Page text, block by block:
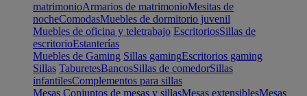
matrimonioArmarios de matrimonioMesitas de
nocheComodasMuebles de dormitorio juvenil
Muebles de oficina y teletrabajo EscritoriosSillas de
escritorioEstanterías
Muebles de Gaming Sillas gamingEscritorios gaming
Sillas TaburetesBancosSillas de comedorSillas
infantilesComplementos para sillas
Mesas Conjuntos de mesas y sillasMesas extensiblesMesas